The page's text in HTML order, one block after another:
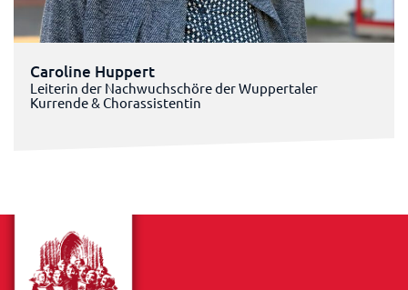
Caroline Huppert
Leiterin der Nachwuchschöre der Wuppertaler
Kurrende & Chorassistentin